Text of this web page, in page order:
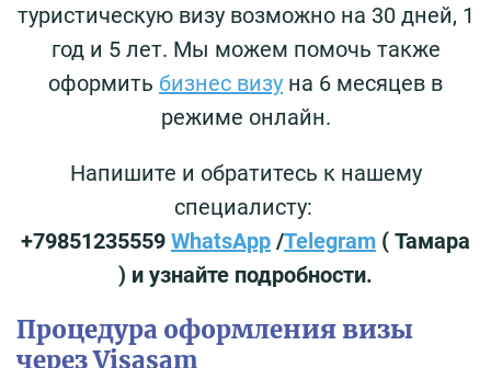
туристическую визу возможно на 30 дней, 1
год и 5 лет. Мы можем помочь также
оформить бизнес визу на 6 месяцев в
режиме онлайн.
Напишите и обратитесь к нашему
специалисту:
+79851235559 WhatsApp /Telegram ( Тамара
) и узнайте подробности.
Процедура оформления визы
через Visasam